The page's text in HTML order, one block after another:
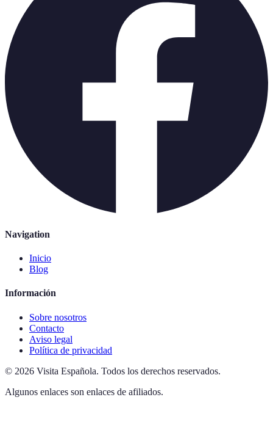
Navigation
Inicio
Blog
Información
Sobre nosotros
Contacto
Aviso legal
Política de privacidad
© 2026 Visita Española. Todos los derechos reservados.
Algunos enlaces son enlaces de afiliados.